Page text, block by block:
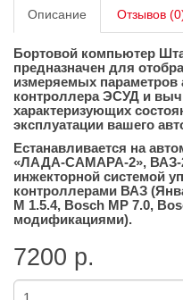
Описание Отзывов
Бортовой компьютер
предназначен для
измеряемых
контроллера ЭСУД и
характеризующих
эксплуатации вашего
Eстанавливается на
«ЛАДА-САМАРА-2»,
инжекторной системой
контроллерами ВАЗ
M 1.5.4, Bosch MP 7.0,
модификациями).
7200 р.